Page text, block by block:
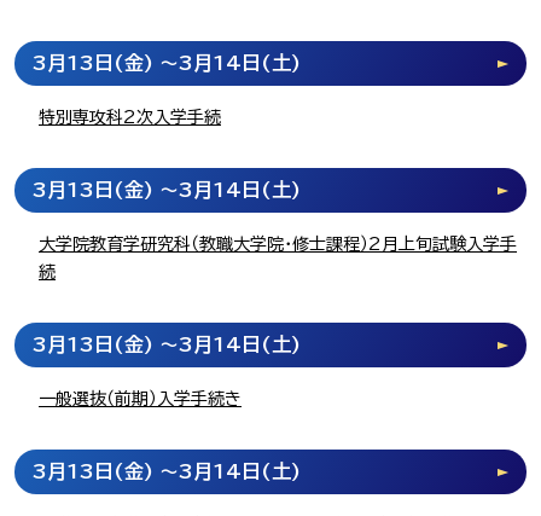
3月13日 (金) ～3月14日 (土)
特別専攻科2次入学手続
3月13日 (金) ～3月14日 (土)
大学院教育学研究科（教職大学院・修士課程）2月上旬試験入学手
続
3月13日 (金) ～3月14日 (土)
一般選抜（前期）入学手続き
3月13日 (金) ～3月14日 (土)